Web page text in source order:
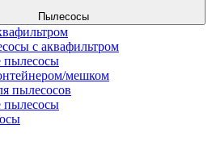
Пылесосы
с аквафильтром
пылесосы
мешком
пылесосов
пылесосы